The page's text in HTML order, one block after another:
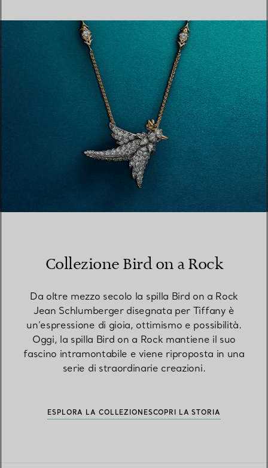
PER SAPERNE DI PIÙ
Collezione Bird on a Rock
Da oltre mezzo secolo la spilla Bird on a Rock
Jean Schlumberger disegnata per Tiffany è
un’espressione di gioia, ottimismo e possibilità.
Oggi, la spilla Bird on a Rock mantiene il suo
fascino intramontabile e viene riproposta in una
serie di straordinarie creazioni.
ESPLORA LA COLLEZIONESCOPRI LA STORIA